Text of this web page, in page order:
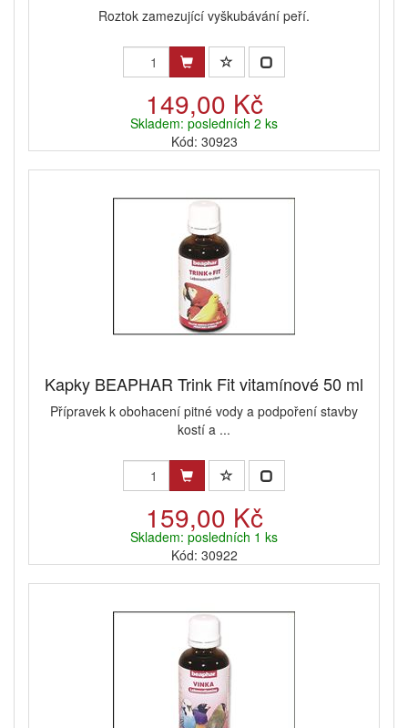
Roztok zamezující vyškubávání peří.
149,00 Kč
Skladem: posledních 2 ks
Kód: 30923
Kapky BEAPHAR Trink Fit vitamínové 50 ml
Přípravek k obohacení pitné vody a podpoření stavby
kostí a ...
159,00 Kč
Skladem: posledních 1 ks
Kód: 30922